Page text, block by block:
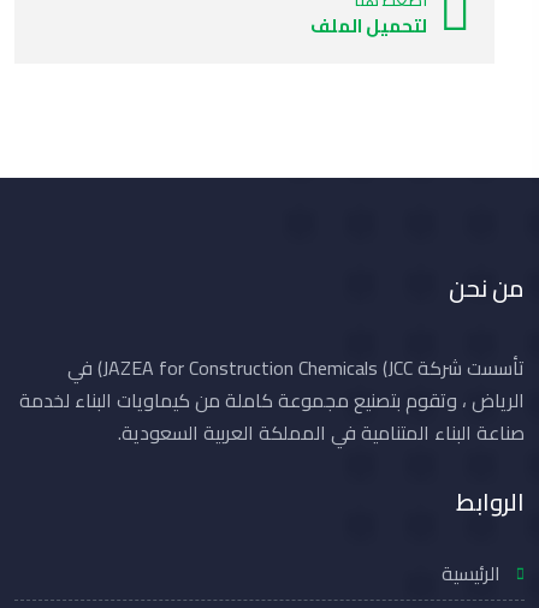
لتحميل الملف
من نحن
تأسست شركة JAZEA for Construction Chemicals (JCC) في
الرياض ، وتقوم بتصنيع مجموعة كاملة من كيماويات البناء لخدمة
صناعة البناء المتنامية في المملكة العربية السعودية.
الروابط
الرئيسية